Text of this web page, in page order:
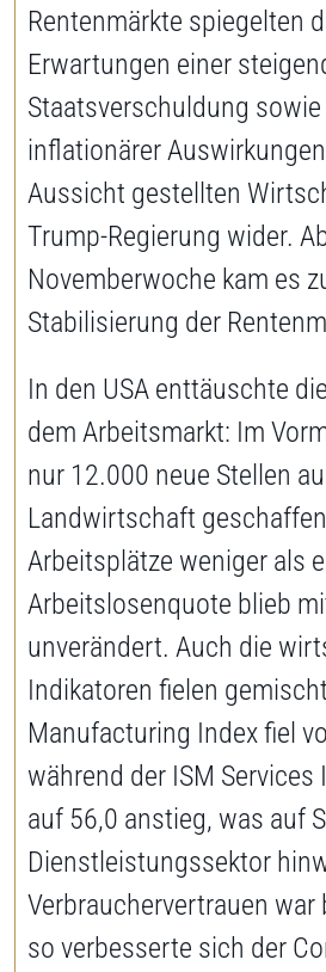
Rentenmärkte spiegelten
Erwartungen einer
Staatsverschuldung sowie
inflationärer
Aussicht gestellten
Trump-Regierung wider.
Novemberwoche kam es
Stabilisierung der
In den USA enttäuschte
dem Arbeitsmarkt: Im
nur 12.000 neue Stellen
Landwirtschaft
Arbeitsplätze weniger als
Arbeitslosenquote blieb
unverändert. Auch die
Indikatoren fielen
Manufacturing Index fiel
während der ISM Services
auf 56,0 anstieg, was auf
Dienstleistungssektor
Verbrauchervertrauen war
so verbesserte sich der